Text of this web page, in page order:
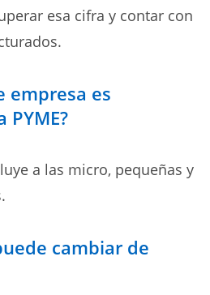
esa cifra y contar con
empresa es
a las micro, pequeñas y
cambiar de